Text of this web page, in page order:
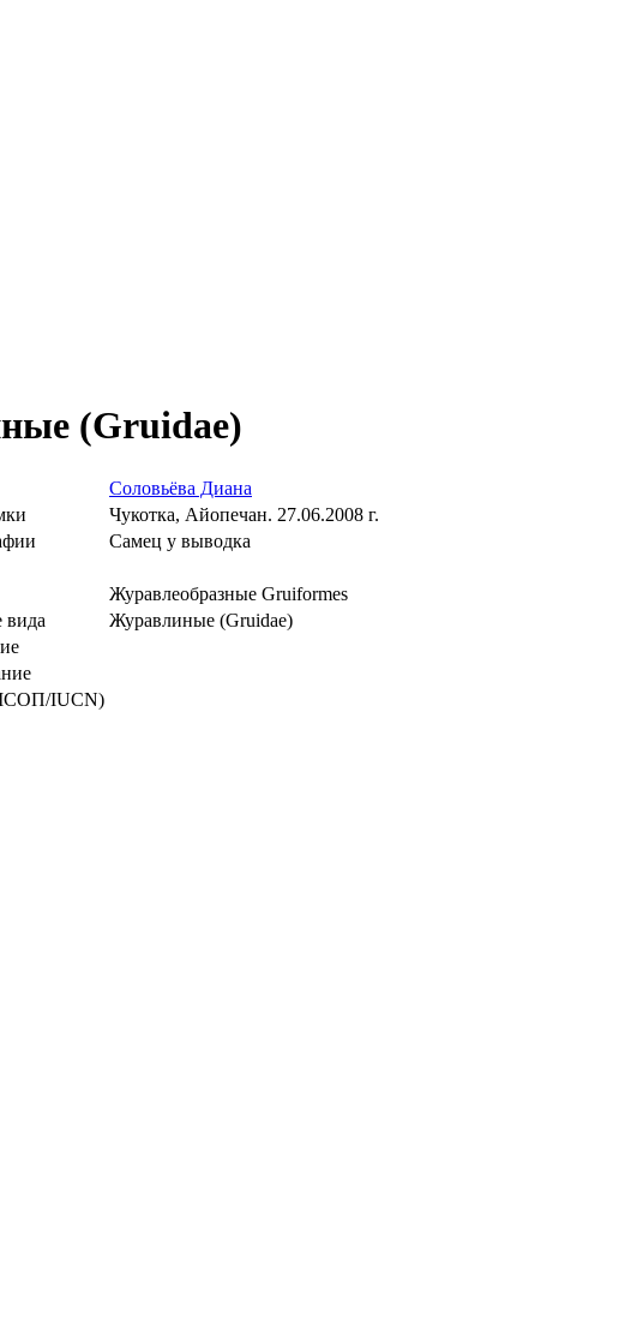
(Gruidae)
Соловьёва Диана
Чукотка, Айопечан. 27.06.2008 г.
Самец у выводка
Журавлеобразные Gruiformes
вида
Журавлиные (Gruidae)
IUCN)